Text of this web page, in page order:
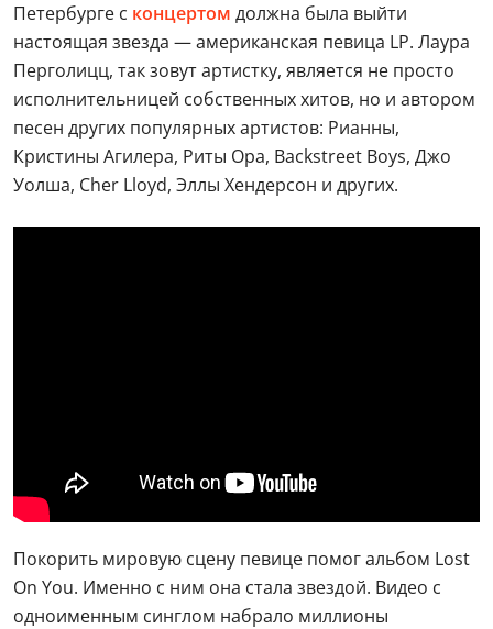
Петербурге с концертом должна была выйти
настоящая звезда — американская певица LP. Лаура
Перголицц, так зовут артистку, является не просто
исполнительницей собственных хитов, но и автором
песен других популярных артистов: Рианны,
Кристины Агилера, Риты Ора, Backstreet Boys, Джо
Уолша, Cher Lloyd, Эллы Хендерсон и других.
Покорить мировую сцену певице помог альбом Lost
On You. Именно с ним она стала звездой. Видео с
одноименным синглом набрало миллионы